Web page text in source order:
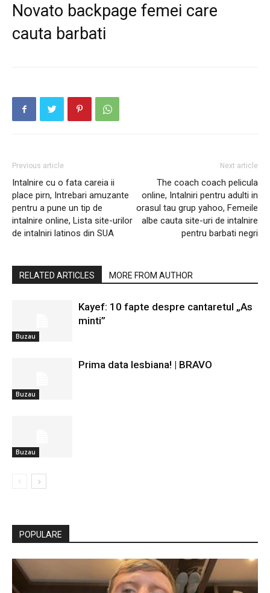
Novato backpage femei care
cauta barbati
Previous article
Intalnire cu o fata careia ii
place pirn, Intrebari amuzante
pentru a pune un tip de
intalnire online, Lista site-urilor
de intalniri latinos din SUA
Next article
The coach coach pelicula
online, Intalniri pentru adulti in
orasul tau grup yahoo, Femeile
albe cauta site-uri de intalnire
pentru barbati negri
RELATED ARTICLES MORE FROM AUTHOR
Buzau
Kayef: 10 fapte despre cantaretul „As
minti”
Buzau
Prima data lesbiana! | BRAVO
Buzau
POPULARE